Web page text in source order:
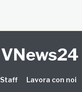
VNews24
Staff Lavora con noi